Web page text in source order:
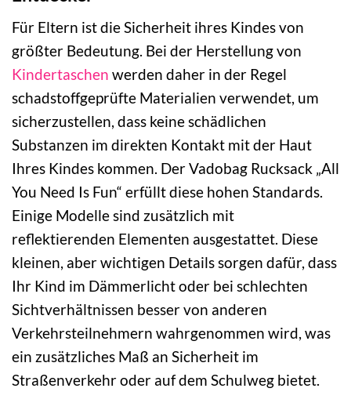
Für Eltern ist die Sicherheit ihres Kindes von
größter Bedeutung. Bei der Herstellung von
Kindertaschen werden daher in der Regel
schadstoffgeprüfte Materialien verwendet, um
sicherzustellen, dass keine schädlichen
Substanzen im direkten Kontakt mit der Haut
Ihres Kindes kommen. Der Vadobag Rucksack „All
You Need Is Fun“ erfüllt diese hohen Standards.
Einige Modelle sind zusätzlich mit
reflektierenden Elementen ausgestattet. Diese
kleinen, aber wichtigen Details sorgen dafür, dass
Ihr Kind im Dämmerlicht oder bei schlechten
Sichtverhältnissen besser von anderen
Verkehrsteilnehmern wahrgenommen wird, was
ein zusätzliches Maß an Sicherheit im
Straßenverkehr oder auf dem Schulweg bietet.